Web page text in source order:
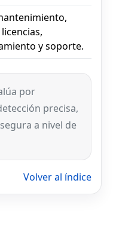
y soporte.
por
precisa,
a nivel de
Volver al índice